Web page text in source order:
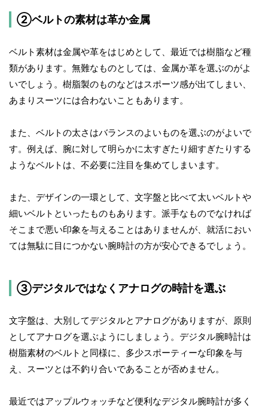
②ベルトの素材は革か金属
ベルト素材は金属や革をはじめとして、最近では樹脂など種
類があります。無難なものとしては、金属か革を選ぶのがよ
いでしょう。樹脂製のものなどはスポーツ感が出てしまい、
あまりスーツには合わないこともあります。
また、ベルトの太さはバランスのよいものを選ぶのがよいで
す。例えば、腕に対して明らかに太すぎたり細すぎたりする
ようなベルトは、不必要に注目を集めてしまいます。
また、デザインの一環として、文字盤と比べて太いベルトや
細いベルトといったものもあります。派手なものでなければ
そこまで悪い印象を与えることはありませんが、就活におい
ては無駄に目につかない腕時計の方が安心できるでしょう。
③デジタルではなくアナログの時計を選ぶ
文字盤は、大別してデジタルとアナログがありますが、原則
としてアナログを選ぶようにしましょう。デジタル腕時計は
樹脂素材のベルトと同様に、多少スポーティーな印象を与
え、スーツとは不釣り合いであることが否めません。
最近ではアップルウォッチなど便利なデジタル腕時計が多く